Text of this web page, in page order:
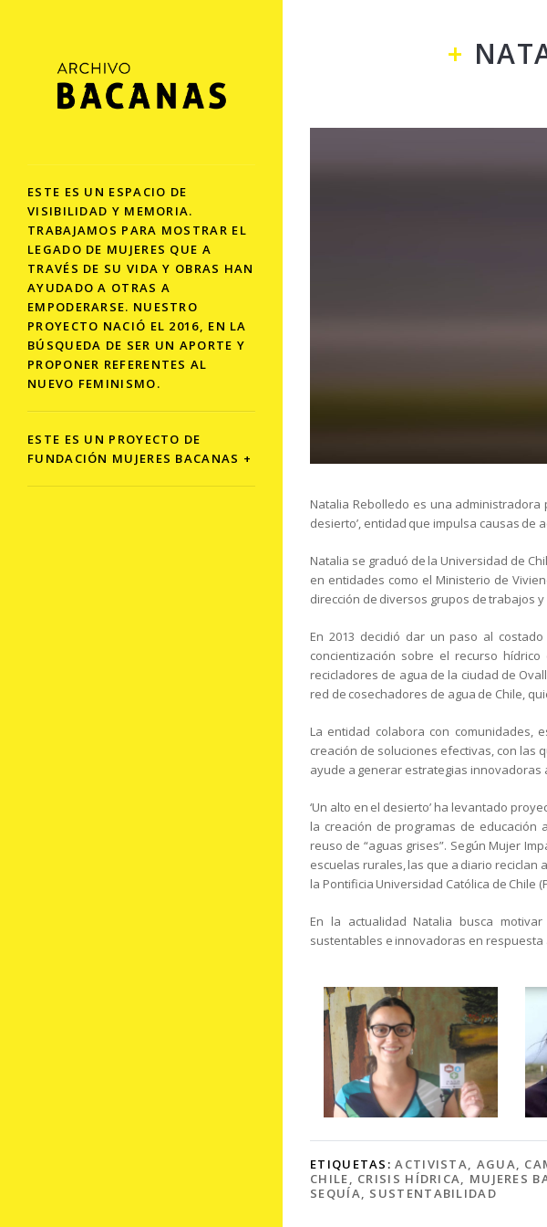
ESTE ES UN ESPACIO DE
VISIBILIDAD Y MEMORIA.
TRABAJAMOS PARA MOSTRAR EL
LEGADO DE MUJERES QUE A
TRAVÉS DE SU VIDA Y OBRAS HAN
AYUDADO A OTRAS A
EMPODERARSE. NUESTRO
PROYECTO NACIÓ EL 2016, EN LA
BÚSQUEDA DE SER UN APORTE Y
PROPONER REFERENTES AL
NUEVO FEMINISMO.
ESTE ES UN PROYECTO DE
FUNDACIÓN MUJERES BACANAS +
Natalia Rebolledo es una administradora
desierto’, entidad que impulsa causas de
Natalia se graduó de la Universidad de
en entidades como el Ministerio de
dirección de diversos grupos de trabajos
En 2013 decidió dar un paso al
concientización sobre el recurso
recicladores de agua de la ciudad de
red de cosechadores de agua de Chile,
La entidad colabora con comunidades,
creación de soluciones efectivas, con las
ayude a generar estrategias innovadoras
‘Un alto en el desierto’ ha levantado
la creación de programas de educación
reuso de “aguas grises”. Según Mujer
escuelas rurales, las que a diario reciclan
la Pontificia Universidad Católica de Chile
En la actualidad Natalia busca
sustentables e innovadoras en respuesta
ETIQUETAS:ACTIVISTA, AGUA,
CHILE, CRISIS HÍDRICA, MUJERES
SEQUÍA, SUSTENTABILIDAD